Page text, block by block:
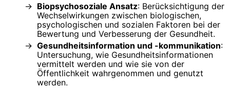
Biopsychosoziale Ansatz: Berücksichtigung der
Wechselwirkungen zwischen biologischen,
psychologischen und sozialen Faktoren bei der
Bewertung und Verbesserung der Gesundheit.
Gesundheitsinformation und -kommunikation:
Untersuchung, wie Gesundheitsinformationen
vermittelt werden und wie sie von der
Öffentlichkeit wahrgenommen und genutzt
werden.